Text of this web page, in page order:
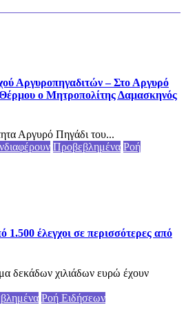
Αργυροπηγαδιτών – Στο Αργυρό
ο Μητροπολίτης Δαμασκηνός
Αργυρό Πηγάδι του...
Προβεβλημένα Ροή
1.500 έλεγχοι σε περισσότερες από
δεκάδων χιλιάδων ευρώ έχουν
Ροή Ειδήσεων